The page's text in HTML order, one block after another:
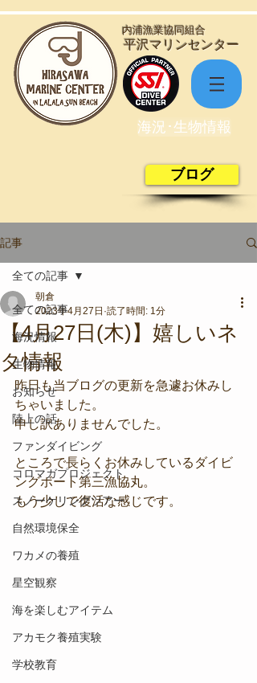
​平沢マリンセンター
​内浦漁業協同組合
海況･生物情報
ブログ
記事
全ての記事
海況情報
生物情報
お知らせ
陸上の話
ファンダイビング
コロマガプロジェクト
スノーケリングツアー
自然環境保全
ワカメの養殖
星空観察
海を楽しむアイテム
アカモク養殖実験
学校教育
全ての記事
【4月27日(木)】嬉しいネ
タ情報
朝倉
2023年4月27日 読了時間: 1分
昨日も当ブログの更新を急遽お休みし
ちゃいました。
申し訳ありませんでした。
ところで長らくお休みしているダイビ
ングボート第三漁協丸。
もう少しで復活な感じです。